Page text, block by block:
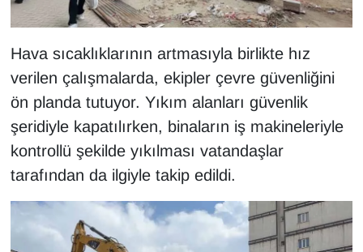
Hava sıcaklıklarının artmasıyla birlikte hız
verilen çalışmalarda, ekipler çevre güvenliğini
ön planda tutuyor. Yıkım alanları güvenlik
şeridiyle kapatılırken, binaların iş makineleriyle
kontrollü şekilde yıkılması vatandaşlar
tarafından da ilgiyle takip edildi.
Resmi İlanlar
RÖPORTAJ
Seri İlan
Sinema - TV
SİYASET